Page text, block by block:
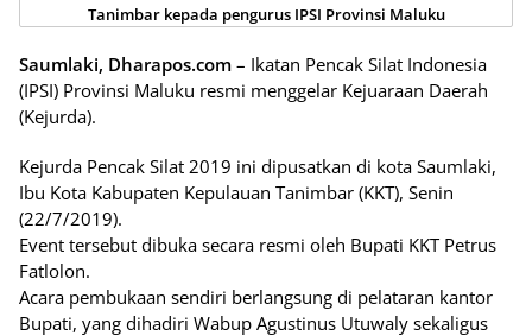
Tanimbar kepada pengurus IPSI Provinsi Maluku
Saumlaki, Dharapos.com – Ikatan Pencak Silat Indonesia
(IPSI) Provinsi Maluku resmi menggelar Kejuaraan Daerah
(Kejurda).
Kejurda Pencak Silat 2019 ini dipusatkan di kota Saumlaki,
Ibu Kota Kabupaten Kepulauan Tanimbar (KKT), Senin
(22/7/2019).
Event tersebut dibuka secara resmi oleh Bupati KKT Petrus
Fatlolon.
Acara pembukaan sendiri berlangsung di pelataran kantor
Bupati, yang dihadiri Wabup Agustinus Utuwaly sekaligus